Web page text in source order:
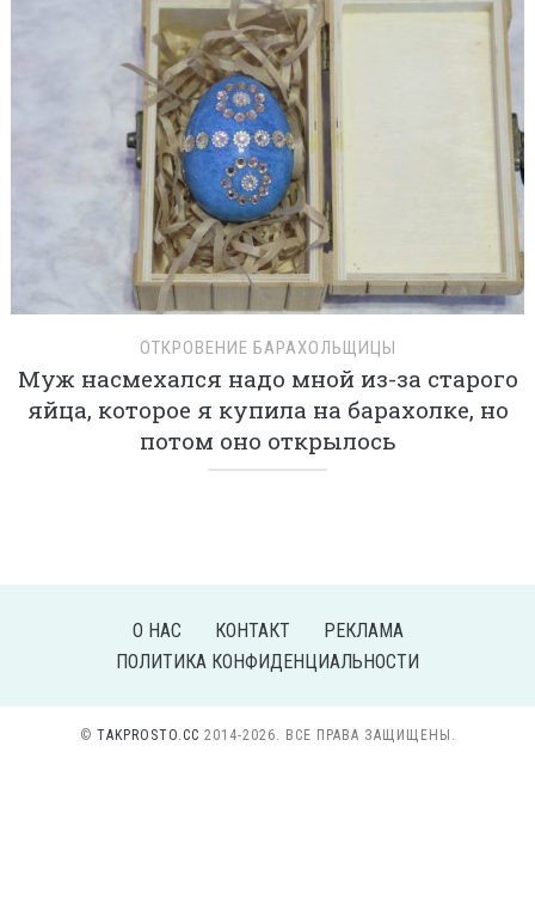
ОТКРОВЕНИЕ БАРАХОЛЬЩИЦЫ
Муж насмехался надо мной из-за старого
яйца, которое я купила на барахолке, но
потом оно открылось
О НАС КОНТАКТ
РЕКЛАМА
ПОЛИТИКА КОНФИДЕНЦИАЛЬНОСТИ
© TAKPROSTO.CC 2014-2026. ВСЕ ПРАВА ЗАЩИЩЕНЫ.